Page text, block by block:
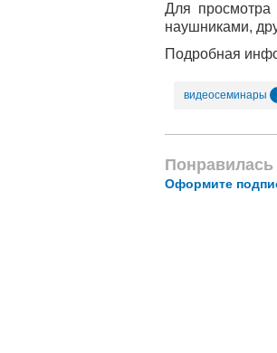
Для просмотра
наушниками,
Подробная
видеосеминары
Понравилась
Оформите